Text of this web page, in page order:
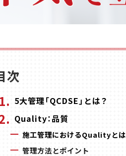
次
5大管理「QCDSE」とは？
Quality：品質
施工管理におけるQualityとは
管理方法とポイント